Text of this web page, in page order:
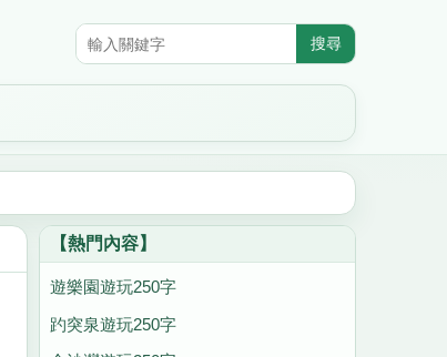
【熱門內容】
遊樂園遊玩250字
趵突泉遊玩250字